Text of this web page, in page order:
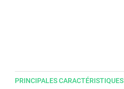
PRINCIPALES CARACTÉRISTIQUES